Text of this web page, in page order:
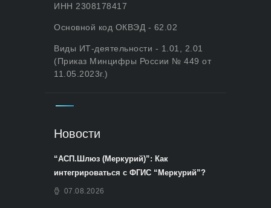
ИНН 2308178417
Основной код ОКВЭД - 62.02
Виды ИТ-деятельности - 1.01, 2.01
(Приказ Минцифры России № 449 от
11.05.2023г.)
Новости
“АСП.Шлюз (Меркурий)”: Как
интегрироваться с ФГИС “Меркурий”?
07.08.2026